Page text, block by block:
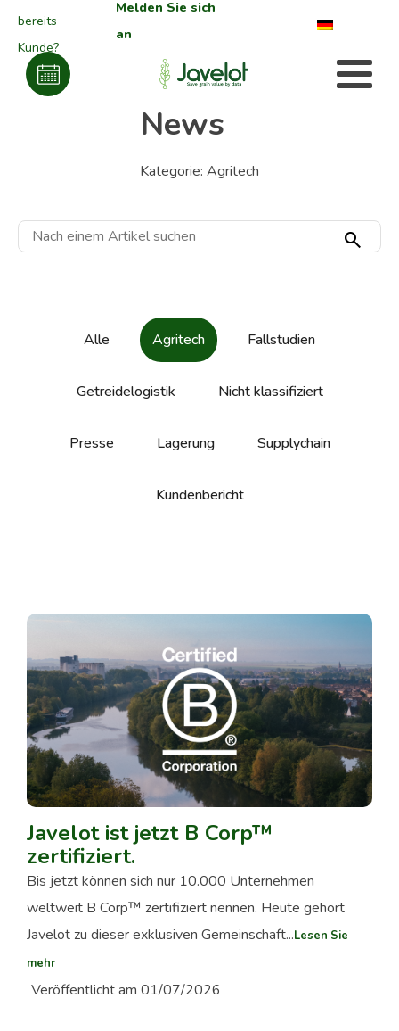
bereits
Kunde?
Melden Sie sich
an
News
Kategorie: Agritech
search
Alle Agritech Fallstudien
Getreidelogistik Nicht klassifiziert
Presse Lagerung Supplychain
Kundenbericht
Javelot ist jetzt B Corp™
zertifiziert.
Bis jetzt können sich nur 10.000 Unternehmen
weltweit B Corp™ zertifiziert nennen. Heute gehört
Javelot zu dieser exklusiven Gemeinschaft...Lesen Sie
mehr
Veröffentlicht am 01/07/2026